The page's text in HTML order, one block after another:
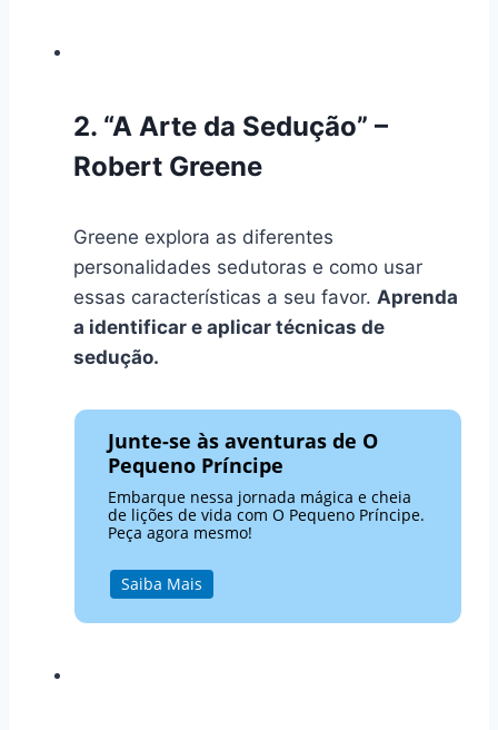
2. “A Arte da Sedução” –
Robert Greene
Greene explora as diferentes
personalidades sedutoras e como usar
essas características a seu favor. Aprenda
a identificar e aplicar técnicas de
sedução.
Junte-se às aventuras de O
Pequeno Príncipe
Embarque nessa jornada mágica e cheia
de lições de vida com O Pequeno Príncipe.
Peça agora mesmo!
Saiba Mais